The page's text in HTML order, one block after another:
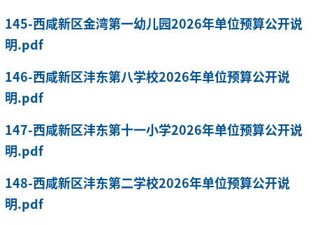
145-西咸新区金湾第一幼儿园2026年单位预算公开说
明.pdf
146-西咸新区沣东第八学校2026年单位预算公开说
明.pdf
147-西咸新区沣东第十一小学2026年单位预算公开说
明.pdf
148-西咸新区沣东第二学校2026年单位预算公开说
明.pdf